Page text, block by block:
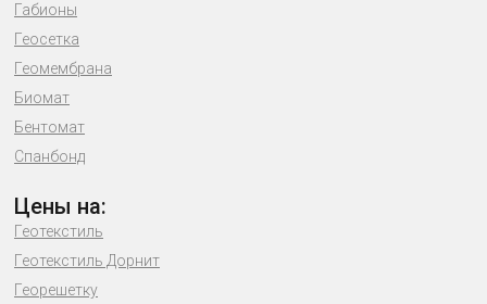
Габионы
Геосетка
Геомембрана
Биомат
Бентомат
Спанбонд
Цены на:
Геотекстиль
Геотекстиль Дорнит
Георешетку